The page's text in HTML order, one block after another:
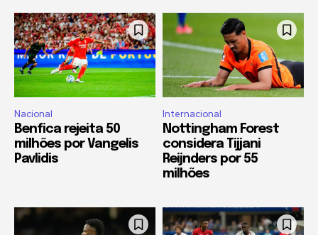
Nacional
Benfica rejeita 50
milhões por Vangelis
Pavlidis
Internacional
Nottingham Forest
considera Tijjani
Reijnders por 55
milhões